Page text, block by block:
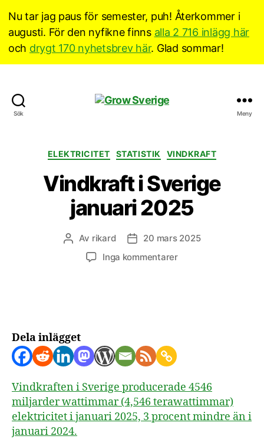
Nu tar jag paus för semester, puh! Återkommer i
augusti. För den nyfikne finns alla 2 716 inlägg här
och drygt 170 nyhetsbrev här. Glad sommar!
Sök Meny
Kategorier
ELEKTRICITET STATISTIK VINDKRAFT
Vindkraft i Sverige
januari 2025
Inläggsförfattare
Av rikard Inläggsdatum
20 mars 2025
Inga kommentarertill
Dela inlägget
Vindkraften i Sverige producerade 4546
miljarder wattimmar (4,546 terawattimmar)
elektricitet i januari 2025, 3 procent mindre än i
januari 2024.